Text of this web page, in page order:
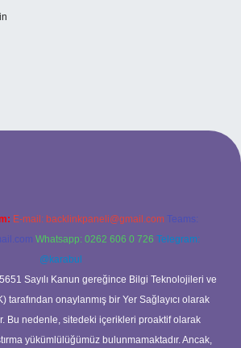
E-mail: backlinkpaneli@gmail.com Teams:
Whatsapp: 0262 606 0 726 Telegram:
@karabul
Sayılı Kanun gereğince Bilgi Teknolojileri ve
tarafından onaylanmış bir Yer Sağlayıcı olarak
Bu nedenle, sitedeki içerikleri proaktif olarak
yükümlülüğümüz bulunmamaktadır. Ancak,